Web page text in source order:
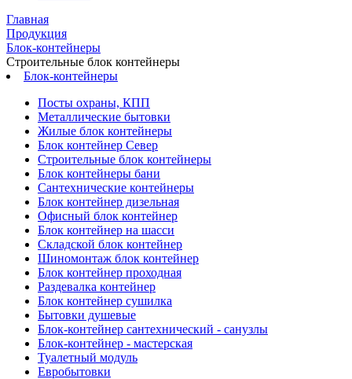
Главная
Продукция
Блок-контейнеры
Строительные блок контейнеры
Блок-контейнеры
Посты охраны, КПП
Металлические бытовки
Жилые блок контейнеры
Блок контейнер Север
Строительные блок контейнеры
Блок контейнеры бани
Сантехнические контейнеры
Блок контейнер дизельная
Офисный блок контейнер
Блок контейнер на шасси
Складской блок контейнер
Шиномонтаж блок контейнер
Блок контейнер проходная
Раздевалка контейнер
Блок контейнер сушилка
Бытовки душевые
Блок-контейнер сантехнический - санузлы
Блок-контейнер - мастерская
Туалетный модуль
Евробытовки